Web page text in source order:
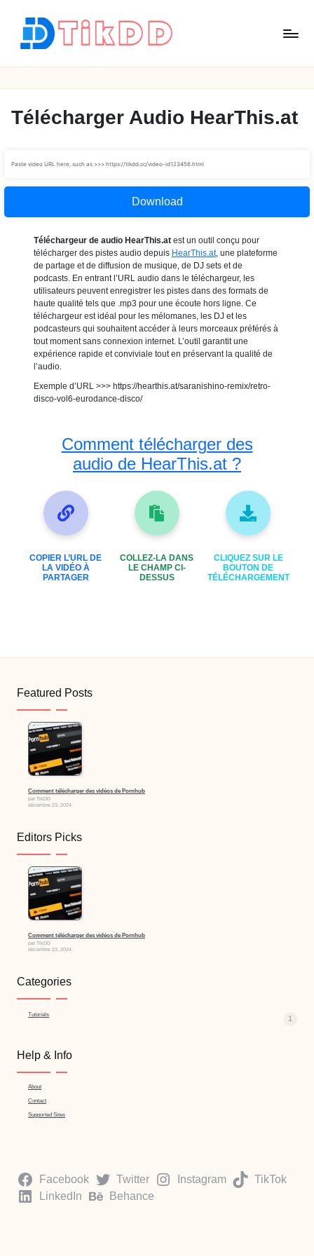
k
D
Télécharger Audio HearThis.at
Download
Téléchargeur de audio HearThis.atest un outil conçu pour
télécharger des pistes audio depuis HearThis.at, une plateforme
de partage et de diffusion de musique, de DJ sets et de
podcasts. En entrant l’URL audio dans le téléchargeur, les
utilisateurs peuvent enregistrer les pistes dans des formats de
haute qualité tels que .mp3 pour une écoute hors ligne. Ce
téléchargeur est idéal pour les mélomanes, les DJ et les
podcasteurs qui souhaitent accéder à leurs morceaux préférés à
tout moment sans connexion internet. L’outil garantit une
expérience rapide et conviviale tout en préservant la qualité de
l’audio.
Exemple d’URL >>> https://hearthis.at/saranishino-remix/retro-
disco-vol6-eurodance-disco/
Comment télécharger des
audio de HearThis.at ?
COPIER L’URL DE
LA VIDÉO À
PARTAGER
COLLEZ-LA DANS
LE CHAMP CI-
DESSUS
CLIQUEZ SUR LE
BOUTON DE
TÉLÉCHARGEMENT
Featured Posts
Comment télécharger des vidéos de Pornhub
par TikDD
décembre 23, 2024
Editors Picks
Comment télécharger des vidéos de Pornhub
par TikDD
décembre 23, 2024
Categories
Tutoriels 1
Help & Info
About
Contact
Supported Sites
Facebook Twitter Instagram
TikTok
LinkedIn
Behance